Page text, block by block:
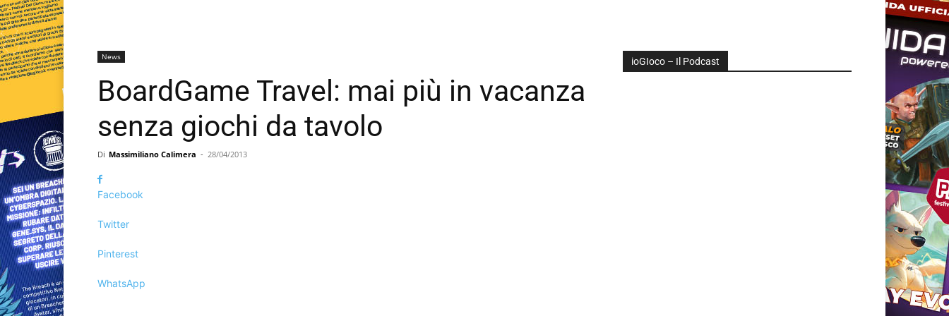
News
BoardGame Travel: mai più in vacanza
senza giochi da tavolo
Di Massimiliano Calimera - 28/04/2013
Facebook
Twitter
Pinterest
WhatsApp
ioGIoco – Il Podcast